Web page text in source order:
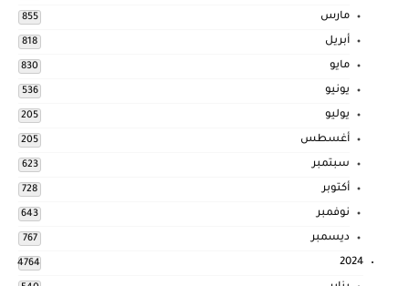
مارس 855
أبريل 818
مايو 830
يونيو 536
يوليو 205
أغسطس 205
سبتمبر 623
أكتوبر 728
نوفمبر 643
ديسمبر 767
2024
4764